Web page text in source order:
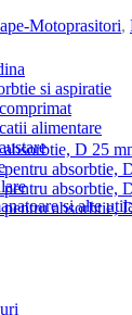
si aspiratie
alimentare
si alte
Motoprasitori,
absorbtie, D 25
absorbtie,
absorbtie,
absorbtie,